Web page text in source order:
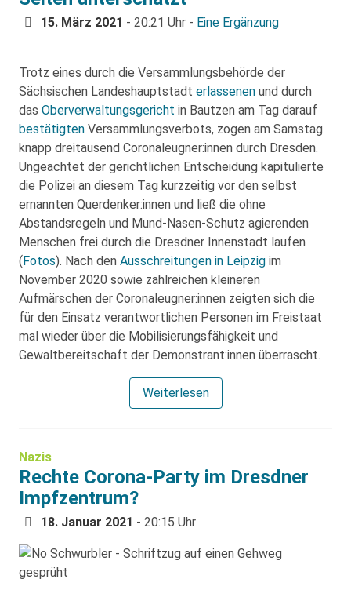
15. März 2021 - 20:21 Uhr - Eine Ergänzung
Trotz eines durch die Versammlungsbehörde der
Sächsischen Landeshauptstadt erlassenen und durch
das Oberverwaltungsgericht in Bautzen am Tag darauf
bestätigten Versammlungsverbots, zogen am Samstag
knapp dreitausend Coronaleugner:innen durch Dresden.
Ungeachtet der gerichtlichen Entscheidung kapitulierte
die Polizei an diesem Tag kurzzeitig vor den selbst
ernannten Querdenker:innen und ließ die ohne
Abstandsregeln und Mund-Nasen-Schutz agierenden
Menschen frei durch die Dresdner Innenstadt laufen
(Fotos). Nach den Ausschreitungen in Leipzig im
November 2020 sowie zahlreichen kleineren
Aufmärschen der Coronaleugner:innen zeigten sich die
für den Einsatz verantwortlichen Personen im Freistaat
mal wieder über die Mobilisierungsfähigkeit und
Gewaltbereitschaft der Demonstrant:innen überrascht.
Weiterlesen
Nazis
Rechte Corona-Party im Dresdner
Impfzentrum?
18. Januar 2021 - 20:15 Uhr